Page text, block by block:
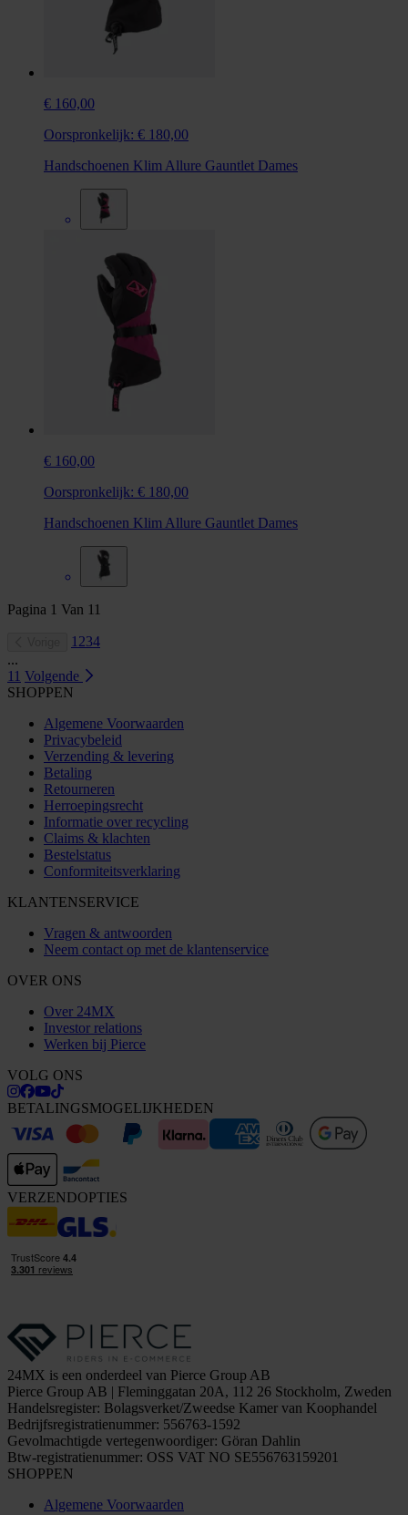
€ 160,00
Oorspronkelijk: € 180,00
Handschoenen Klim Allure Gauntlet Dames
€ 160,00
Oorspronkelijk: € 180,00
Handschoenen Klim Allure Gauntlet Dames
Pagina 1 Van 11
1 234
...
11 Volgende
SHOPPEN
Algemene Voorwaarden
Privacybeleid
Verzending & levering
Betaling
Retourneren
Herroepingsrecht
Informatie over recycling
Claims & klachten
Bestelstatus
Conformiteitsverklaring
KLANTENSERVICE
Vragen & antwoorden
Neem contact op met de klantenservice
OVER ONS
Over 24MX
Investor relations
Werken bij Pierce
VOLG ONS
BETALINGSMOGELIJKHEDEN
VERZENDOPTIES
24MX is een onderdeel van Pierce Group AB
Pierce Group AB | Fleminggatan 20A, 112 26 Stockholm, Zweden
Handelsregister: Bolagsverket/Zweedse Kamer van Koophandel
Bedrijfsregistratienummer: 556763-1592
Gevolmachtigde vertegenwoordiger: Göran Dahlin
Btw-registratienummer: OSS VAT NO SE556763159201
SHOPPEN
Algemene Voorwaarden